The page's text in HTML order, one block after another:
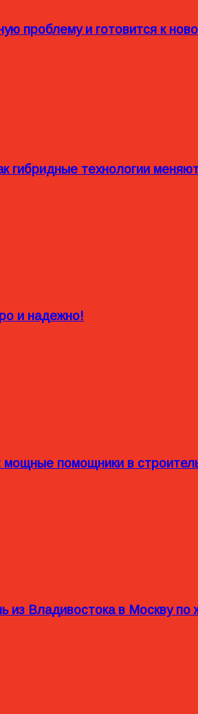
проблему и готовится к
гибридные технологии
и надежно!
мощные помощники в
из Владивостока в Москву по